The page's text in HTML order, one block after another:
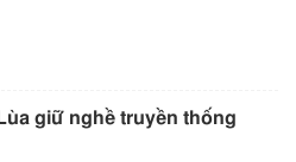
giữ nghề truyền thống